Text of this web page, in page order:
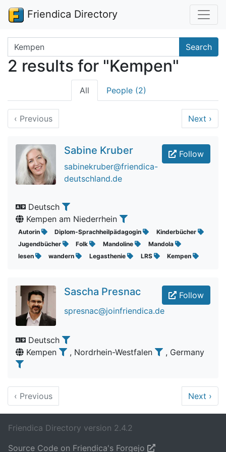
Friendica Directory
Search terms Search
2 results for "Kempen"
All People (2)
‹ Previous Next ›
Follow
Sabine Kruber
sabinekruber@friendica-
deutschland.de
Deutsch
Kempen am Niederrhein
Autorin Diplom-Sprachheilpädagogin
Kinderbücher
Jugendbücher
Folk Mandoline
Mandola
lesen
wandern Legasthenie LRS Kempen
Follow
Sascha Presnac
spresnac@joinfriendica.de
Deutsch
Kempen
, Nordrhein-Westfalen , Germany
‹ Previous Next ›
Friendica Directory version 2.4.2
Source Code on Friendica's Forgejo